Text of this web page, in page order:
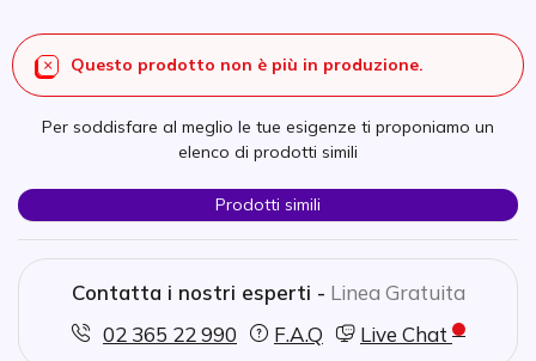
Questo prodotto non è più in produzione.
Per soddisfare al meglio le tue esigenze ti proponiamo un
elenco di prodotti simili
Prodotti simili
Contatta i nostri esperti - Linea Gratuita
02 365 22 990
F.A.Q Live Chat